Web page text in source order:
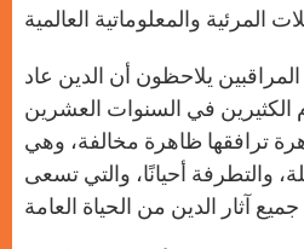
المراقبين يلاحظون أن الدين عاد
الكثيرين في السنوات العشرين
ترافقها ظاهرة مخالفة، وهي
والتطرفة أحيانًا، والتي تسعى